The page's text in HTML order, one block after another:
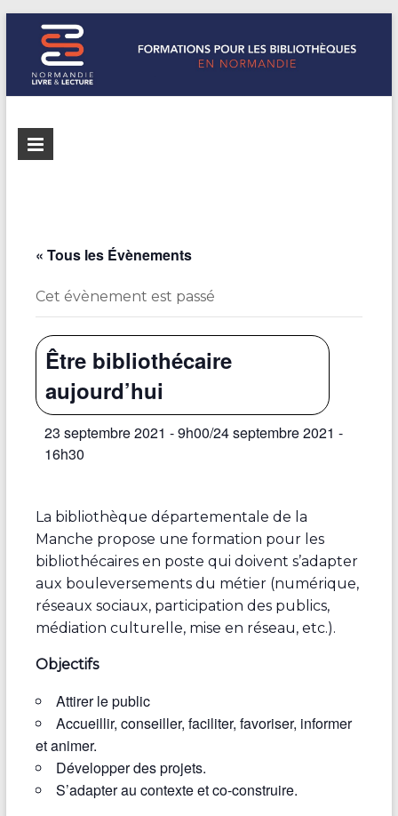
Formations
Normandie
Normandie
Livre &
bibliothèques
« Tous les Évènements
Cet évènement est passé
Être bibliothécaire
aujourd’hui
23 septembre 2021 - 9h00/24 septembre 2021 -
16h30
La bibliothèque départementale de la
Manche propose une formation pour les
bibliothécaires en poste qui doivent s’adapter
aux bouleversements du métier (numérique,
réseaux sociaux, participation des publics,
médiation culturelle, mise en réseau, etc.).
Objectifs
Attirer le public
Accueillir, conseiller, faciliter, favoriser, informer
et animer.
Développer des projets.
S’adapter au contexte et co-construire.